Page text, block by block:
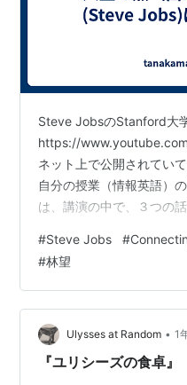
Steve JobsのStanford大
https://
ネット上で公開されてい
自分の授業（情報英語）
は、講演の中で、３つの
「死」 ２つ目の話は、仕
ったApple社を解雇された
目の話は、彼がすい臓が
手術で直る種類の病気だ
しているというようなこ
#Steve Jobs #
#林望
Ulysses at Random • 1
『ユリシーズの食卓